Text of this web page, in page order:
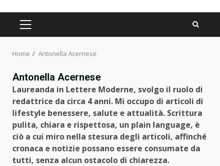
PRIMARY
MENU
Home Antonella Acernese
Antonella Acernese
Laureanda in Lettere Moderne, svolgo il ruolo di
redattrice da circa 4 anni. Mi occupo di articoli di
lifestyle benessere, salute e attualità. Scrittura
pulita, chiara e rispettosa, un plain language, è
ciò a cui miro nella stesura degli articoli, affinché
cronaca e notizie possano essere consumate da
tutti, senza alcun ostacolo di chiarezza.